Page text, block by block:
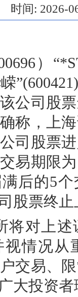
时间: 2026-
）
公司股
称，上
司股票
易期限
后的5
股票终
将对上
情况从
交易、
大投资